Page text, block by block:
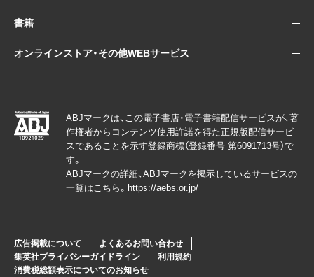
書籍
オンラインストア・その他WEBサービス
ABJマークは、この電子書店・電子書籍配信サービスが、著
作権者からコンテンツ使用許諾を得た正規版配信サービ
スであることを示す登録商標（登録番号 第6091713号）で
す。
ABJマークの詳細、ABJマークを掲示しているサービスの
一覧はこちら。 https://aebs.or.jp/
広告掲載について
よくあるお問い合わせ
集英社プライバシーガイドライン
利用規約
消費税総額表示についてのお知らせ